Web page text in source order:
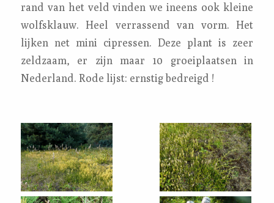
rand van het veld vinden we ineens ook kleine
wolfsklauw. Heel verrassend van vorm. Het
lijken net mini cipressen. Deze plant is zeer
zeldzaam, er zijn maar 10 groeiplaatsen in
Nederland. Rode lijst: ernstig bedreigd !